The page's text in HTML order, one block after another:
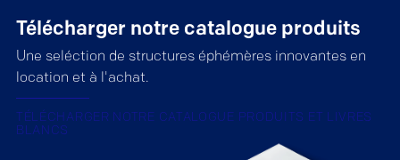
Télécharger notre catalogue produits
Une seléction de structures éphémères innovantes en
location et à l'achat.
TÉLÉCHARGER NOTRE CATALOGUE PRODUITS ET LIVRES
BLANCS